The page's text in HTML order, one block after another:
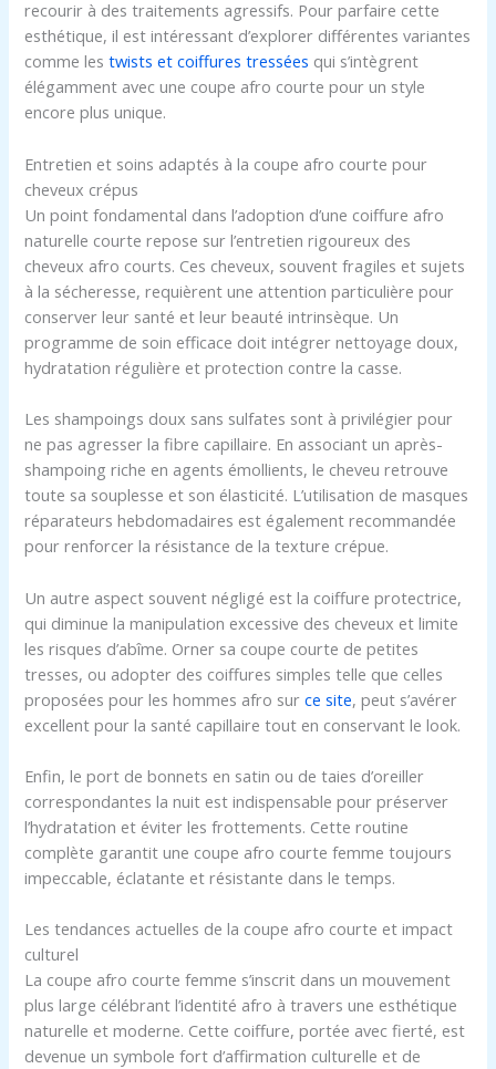
recourir à des traitements agressifs. Pour parfaire cette
esthétique, il est intéressant d’explorer différentes variantes
comme lestwists et coiffures tressées qui s’intègrent
élégamment avec une coupe afro courte pour un style
encore plus unique.
Entretien et soins adaptés à la coupe afro courte pour
cheveux crépus
Un point fondamental dans l’adoption d’une coiffure afro
naturelle courte repose sur l’entretien rigoureux des
cheveux afro courts. Ces cheveux, souvent fragiles et sujets
à la sécheresse, requièrent une attention particulière pour
conserver leur santé et leur beauté intrinsèque. Un
programme de soin efficace doit intégrer nettoyage doux,
hydratation régulière et protection contre la casse.
Les shampoings doux sans sulfates sont à privilégier pour
ne pas agresser la fibre capillaire. En associant un après-
shampoing riche en agents émollients, le cheveu retrouve
toute sa souplesse et son élasticité. L’utilisation de masques
réparateurs hebdomadaires est également recommandée
pour renforcer la résistance de la texture crépue.
Un autre aspect souvent négligé est la coiffure protectrice,
qui diminue la manipulation excessive des cheveux et limite
les risques d’abîme. Orner sa coupe courte de petites
tresses, ou adopter des coiffures simples telle que celles
proposées pour les hommes afro surce site, peut s’avérer
excellent pour la santé capillaire tout en conservant le look.
Enfin, le port de bonnets en satin ou de taies d’oreiller
correspondantes la nuit est indispensable pour préserver
l’hydratation et éviter les frottements. Cette routine
complète garantit une coupe afro courte femme toujours
impeccable, éclatante et résistante dans le temps.
Les tendances actuelles de la coupe afro courte et impact
culturel
La coupe afro courte femme s’inscrit dans un mouvement
plus large célébrant l’identité afro à travers une esthétique
naturelle et moderne. Cette coiffure, portée avec fierté, est
devenue un symbole fort d’affirmation culturelle et de